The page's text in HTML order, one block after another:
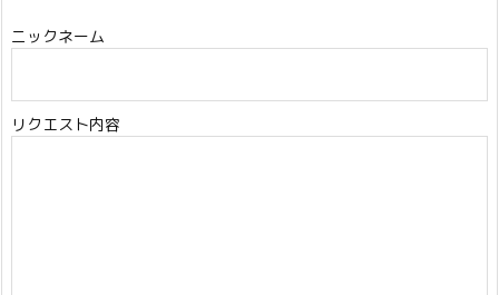
ニックネーム
リクエスト内容